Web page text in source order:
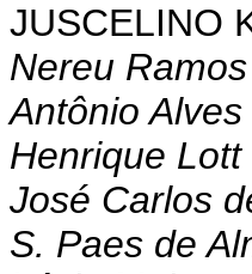
JUSCELINO
Nereu Ramos
Antônio
Henrique Lott
José Carlos
S. Paes de